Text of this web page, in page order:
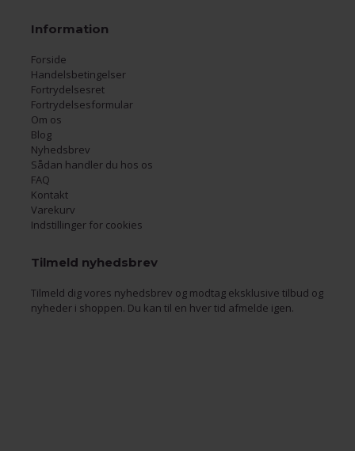
Information
Forside
Handelsbetingelser
Fortrydelsesret
Fortrydelsesformular
Om os
Blog
Nyhedsbrev
Sådan handler du hos os
FAQ
Kontakt
Varekurv
Indstillinger for cookies
Tilmeld nyhedsbrev
Tilmeld dig vores nyhedsbrev og modtag eksklusive tilbud og
nyheder i shoppen. Du kan til en hver tid afmelde igen.